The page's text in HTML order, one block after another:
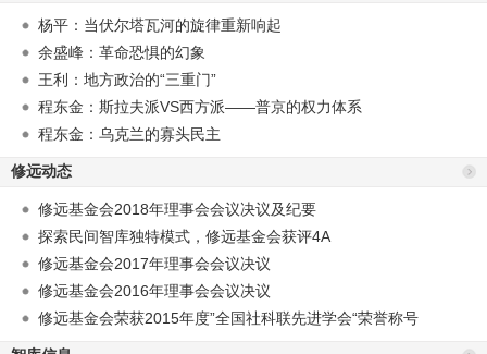
杨平：当伏尔塔瓦河的旋律重新响起
余盛峰：革命恐惧的幻象
王利：地方政治的“三重门”
程东金：斯拉夫派VS西方派——普京的权力体系
程东金：乌克兰的寡头民主
修远动态
修远基金会2018年理事会会议决议及纪要
探索民间智库独特模式，修远基金会获评4A
修远基金会2017年理事会会议决议
修远基金会2016年理事会会议决议
修远基金会荣获2015年度”全国社科联先进学会“荣誉称号